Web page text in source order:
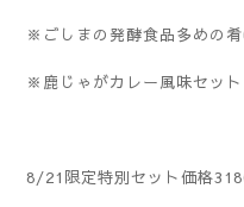
※ごしまの発酵食品多めの
※鹿じゃがカレー風味セッ
8/21限定特別セット価格